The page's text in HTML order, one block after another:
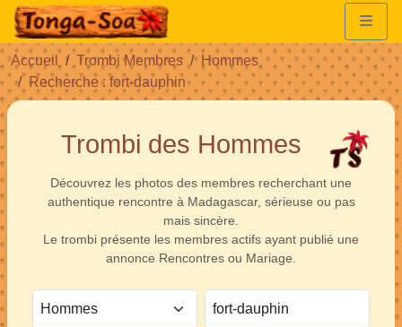
Accueil Trombi Membres
Hommes
Recherche : fort-dauphin
Trombi des Hommes
Découvrez les photos des membres recherchant une
authentique rencontre à Madagascar, sérieuse ou pas
mais sincère.
Le trombi présente les membres actifs ayant publié une
annonce Rencontres ou Mariage.